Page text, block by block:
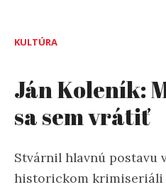
KULTÚRA
Ján Koleník:
sa sem vrátiť
Stvárnil hlavnú postavu
historickom krimiseriáli